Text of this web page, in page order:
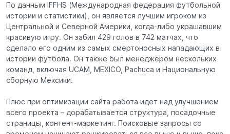
По данным IFFHS (Международная федерация футбольной
истории и статистики), он является лучшим игроком из
Центральной и Северной Америки, когда-либо украшавшим
красивую игру. Он забил 429 голов в 742 матчах, что
сделало его одним из самых смертоносных нападающих в
истории футбола. Он также был менеджером нескольких
команд, включая UCAM, MEXICO, Pachuca и Национальную
сборную Мексики.
Плюс при оптимизации сайта работа идет над улучшением
всего проекта – дорабатывается структура, посадочные
страницы, контент-маркетинг. Поисковые запросы со